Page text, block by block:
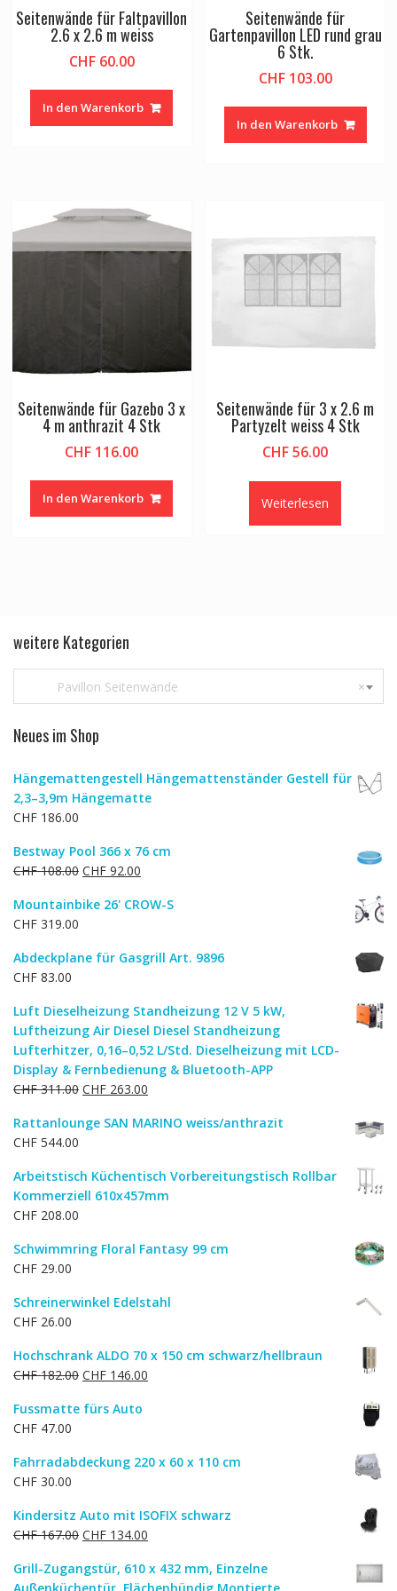
Seitenwände für Faltpavillon
2.6 x 2.6 m weiss
CHF60.00
In den Warenkorb
Seitenwände für
Gartenpavillon LED rund grau
6 Stk.
CHF103.00
In den Warenkorb
Seitenwände für Gazebo 3 x
4 m anthrazit 4 Stk
CHF 116.00
In den Warenkorb
Seitenwände für 3 x 2.6 m
Partyzelt weiss 4 Stk
CHF56.00
Weiterlesen
weitere Kategorien
×
Pavillon Seitenwände
Neues im Shop
Hängemattengestell Hängemattenständer Gestell für
2,3–3,9m Hängematte
CHF 186.00
Bestway Pool 366 x 76 cm
CHF108.00 Ursprünglicher
war:
CHF 92.00
ist:
Mountainbike 26' CROW-S
CHF 319.00
Abdeckplane für Gasgrill Art. 9896
CHF 83.00
Luft Dieselheizung Standheizung 12 V 5 kW,
Luftheizung Air Diesel Diesel Standheizung
Lufterhitzer, 0,16–0,52 L/Std. Dieselheizung mit LCD-
Display & Fernbedienung & Bluetooth-APP
CHF311.00 Ursprünglicher
war:
CHF 263.00
ist:
Rattanlounge SAN MARINO weiss/anthrazit
CHF 544.00
Arbeitstisch Küchentisch Vorbereitungstisch Rollbar
Kommerziell 610x457mm
CHF 208.00
Schwimmring Floral Fantasy 99 cm
CHF 29.00
Schreinerwinkel Edelstahl
CHF 26.00
Hochschrank ALDO 70 x 150 cm schwarz/hellbraun
CHF182.00 Ursprünglicher
war:
CHF 146.00
Fussmatte fürs Auto
CHF 47.00
Fahrradabdeckung 220 x 60 x 110 cm
CHF 30.00
Kindersitz Auto mit ISOFIX schwarz
CHF167.00 Ursprünglicher
war:
CHF 134.00
ist:
Grill-Zugangstür, 610 x 432 mm, Einzelne